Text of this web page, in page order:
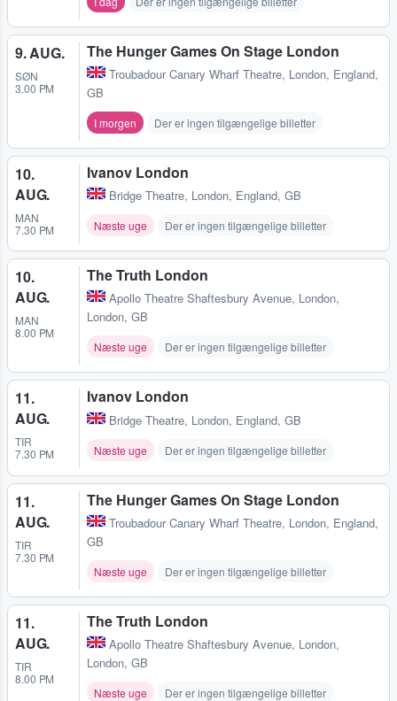
9. AUG.
SØN
3.00 PM
The Hunger Games On Stage London
Troubadour Canary Wharf Theatre, London, England,
GB
I morgen Der er ingen tilgængelige billetter
10.
AUG.
MAN
7.30 PM
Ivanov London
Bridge Theatre, London, England, GB
Næste uge Der er ingen tilgængelige billetter
10.
AUG.
MAN
8.00 PM
The Truth London
Apollo Theatre Shaftesbury Avenue, London,
London, GB
Næste uge Der er ingen tilgængelige billetter
11.
AUG.
TIR
7.30 PM
Ivanov London
Bridge Theatre, London, England, GB
Næste uge Der er ingen tilgængelige billetter
11.
AUG.
TIR
7.30 PM
The Hunger Games On Stage London
Troubadour Canary Wharf Theatre, London, England,
GB
Næste uge Der er ingen tilgængelige billetter
11.
AUG.
TIR
8.00 PM
The Truth London
Apollo Theatre Shaftesbury Avenue, London,
London, GB
Næste uge Der er ingen tilgængelige billetter